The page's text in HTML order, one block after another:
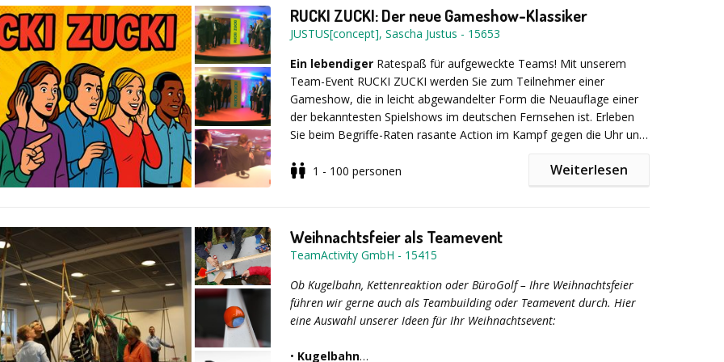
ab 1.650,00 EUR für bis zu 15 Personen (jede weitere Person 69,00
EUR)
Jetzt nachhaltiges Teambuilding buchen & Teamspirit
erleben!
RUCKI ZUCKI: Der neue Gameshow-Klassiker
JUSTUS[concept], Sascha Justus - 15653
Ein lebendiger Ratespaß für aufgeweckte Teams! Mit unserem
Team-Event RUCKI ZUCKI werden Sie zum Teilnehmer einer
Gameshow, die in leicht abgewandelter Form die Neuauflage einer
der bekanntesten Spielshows im deutschen Fernsehen ist. Erleben
Sie beim Begriffe-Raten rasante Action im Kampf gegen die Uhr und
darf.
schaffen Sie es aufs Siegerpodest! RUCKI ZUCKI: Ein Team-Erlebnis,
das Spiel, Spaß und Spannung vereint und bei dem – wie im
richtigen Leben auch – eine gute Kommunikation das A und O ist.
1 - 100 personen Weiterlesen
Weihnachtsfeier als Teamevent
TeamActivity GmbH - 15415
Ob Kugelbahn, Kettenreaktion oder BüroGolf – Ihre Weihnachtsfeier
führen wir gerne auch als Teambuilding oder Teamevent durch. Hier
eine Auswahl unserer Ideen für Ihr Weihnachtsevent:
• Kugelbahn